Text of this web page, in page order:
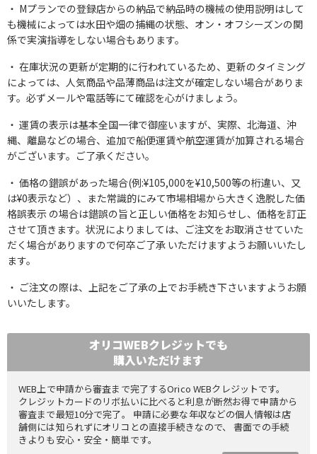
Mプランでの登録店からの納品で納品時の機械の使用説明はして
も機械によっては水田や畑の捕縄の状態、オン・オフシーズンの関
係で実演指導をしない場合もあります。
在庫状況の更新が定期的に行われているため、更新のタイミング
によっては、人気商品や品薄商品は注文が確定しない場合がありま
す。必ずメールや電話等にて確認を心がけましょう。
運賃の表示は基本全国一律で御座いますが、実際、北海道、沖
縄、離島などの場合、追加で船便運賃や航空運賃が加算される場合
がございます。ご了承ください。
価格の錯誤があった場合(例:¥105,000を¥10,500等の桁違い、又
は¥0表示など）、また常識的にみて市場相場から大きく逸脱した価
格誤表示 の場合は錯誤の旨と正しい価格をお知らせし、価格を訂正
させて頂きます。状況によりましては、ご注文をお取消させていた
だく場合がありますので何卒ご了承 いただけますようお願いいたし
ます。
ご注文の際は、上記をご了承の上でお手続き下さいますようお願
いいたします。
オリコWEBクレジットでも
購入いただけます
WEB上で申請から審査まで完了するOrico WEBクレジットです。
クレジットカードのリボ払いに比べると利息が断然お得で申請から
審査まで最短10分で完了。 申請に必要な年収などの個人情報は店
舗側には知られずにオリコとの直接手続きなので、 書面での手続
きよりも安心・安全・簡単です。